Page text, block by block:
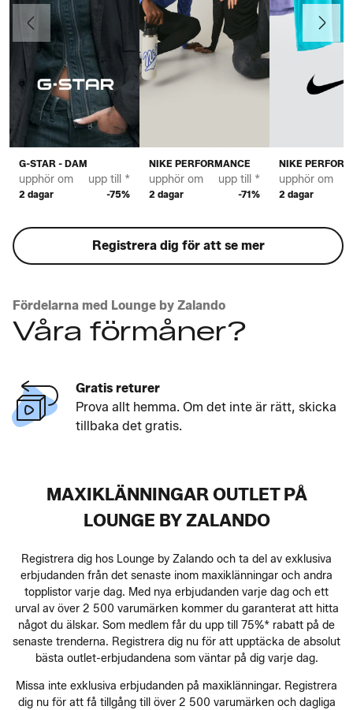
G-STAR - DAM
upphör om
2 dagar
upp till *
-75%
NIKE PERFORMANCE
upphör om
2 dagar
upp till *
-71%
NIKE
upphör om
2 dagar
Föregående Nästa
Registrera dig för att se mer
Fördelarna med Lounge by Zalando
Våra förmåner?
Gratis returer
Prova allt hemma. Om det inte är rätt, skicka
tillbaka det gratis.
MAXIKLÄNNINGAR OUTLET PÅ
LOUNGE BY ZALANDO
Registrera dig hos Lounge by Zalando och ta del av exklusiva
erbjudanden från det senaste inom maxiklänningar och andra
topplistor varje dag. Med nya erbjudanden varje dag och ett
urval av över 2 500 varumärken kommer du garanterat att hitta
något du älskar. Som medlem får du upp till 75%* rabatt på de
senaste trenderna. Registrera dig nu för att upptäcka de absolut
bästa outlet-erbjudandena som väntar på dig varje dag.
Missa inte exklusiva erbjudanden på maxiklänningar. Registrera
dig nu för att få tillgång till över 2 500 varumärken och dagliga